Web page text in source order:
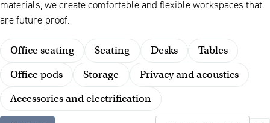
materials, we create comfortable and flexible workspaces that
are future-proof.
Office seating Seating Desks
Tables
Office pods
Storage
Privacy and acoustics
Accessories and electrification